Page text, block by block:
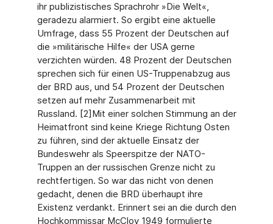
ihr publizistisches Sprachrohr »Die Welt«,
geradezu alarmiert. So ergibt eine aktuelle
Umfrage, dass 55 Prozent der Deutschen auf
die »militärische Hilfe« der USA gerne
verzichten würden. 48 Prozent der Deutschen
sprechen sich für einen US-Truppenabzug aus
der BRD aus, und 54 Prozent der Deutschen
setzen auf mehr Zusammenarbeit mit
Russland. [2]Mit einer solchen Stimmung an der
Heimatfront sind keine Kriege Richtung Osten
zu führen, sind der aktuelle Einsatz der
Bundeswehr als Speerspitze der NATO-
Truppen an der russischen Grenze nicht zu
rechtfertigen. So war das nicht von denen
gedacht, denen die BRD überhaupt ihre
Existenz verdankt. Erinnert sei an die durch den
Hochkommissar McCloy 1949 formulierte